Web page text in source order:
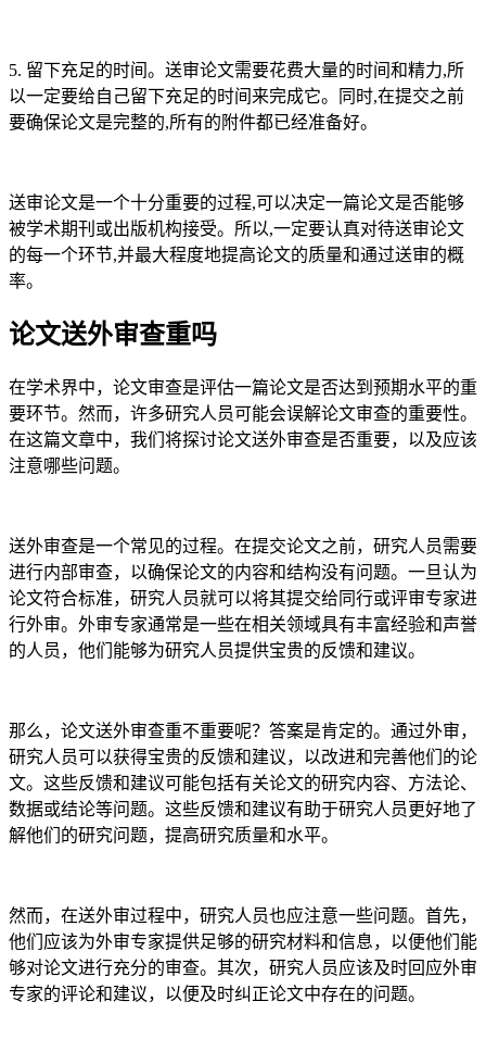
5. 留下充足的时间。送审论文需要花费大量的时间和精力,所
以一定要给自己留下充足的时间来完成它。同时,在提交之前
要确保论文是完整的,所有的附件都已经准备好。
送审论文是一个十分重要的过程,可以决定一篇论文是否能够
被学术期刊或出版机构接受。所以,一定要认真对待送审论文
的每一个环节,并最大程度地提高论文的质量和通过送审的概
率。
论文送外审查重吗
在学术界中，论文审查是评估一篇论文是否达到预期水平的重
要环节。然而，许多研究人员可能会误解论文审查的重要性。
在这篇文章中，我们将探讨论文送外审查是否重要，以及应该
注意哪些问题。
送外审查是一个常见的过程。在提交论文之前，研究人员需要
进行内部审查，以确保论文的内容和结构没有问题。一旦认为
论文符合标准，研究人员就可以将其提交给同行或评审专家进
行外审。外审专家通常是一些在相关领域具有丰富经验和声誉
的人员，他们能够为研究人员提供宝贵的反馈和建议。
那么，论文送外审查重不重要呢？答案是肯定的。通过外审，
研究人员可以获得宝贵的反馈和建议，以改进和完善他们的论
文。这些反馈和建议可能包括有关论文的研究内容、方法论、
数据或结论等问题。这些反馈和建议有助于研究人员更好地了
解他们的研究问题，提高研究质量和水平。
然而，在送外审过程中，研究人员也应注意一些问题。首先，
他们应该为外审专家提供足够的研究材料和信息，以便他们能
够对论文进行充分的审查。其次，研究人员应该及时回应外审
专家的评论和建议，以便及时纠正论文中存在的问题。